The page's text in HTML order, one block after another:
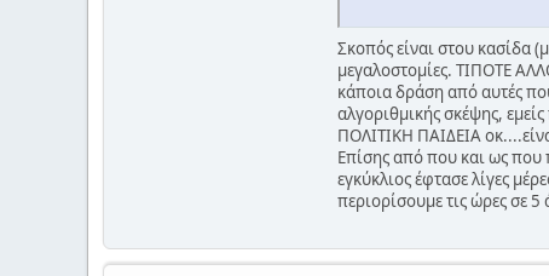
Σκοπός είναι στου κασίδα
μεγαλοστομίες. ΤΙΠΟΤΕ
κάποια δράση από αυτές
αλγοριθμικής σκέψης,
ΠΟΛΙΤΙΚΗ ΠΑΙΔΕΙΑ
Επίσης από που και ως
εγκύκλιος έφτασε λίγες
περιορίσουμε τις ώρες σε